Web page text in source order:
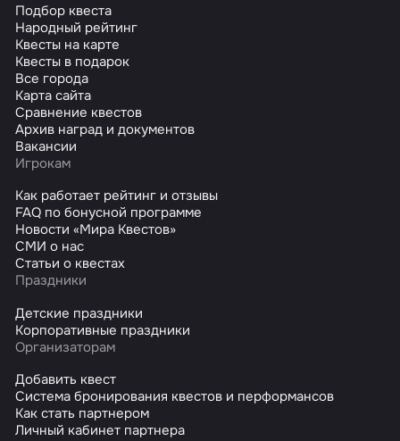
Подбор квеста
Народный рейтинг
Квесты на карте
Квесты в подарок
Все города
Карта сайта
Сравнение квестов
Архив наград и документов
Вакансии
Игрокам
Как работает рейтинг и отзывы
FAQ по бонусной программе
Новости «Мира Квестов»
СМИ о нас
Статьи о квестах
Праздники
Детские праздники
Корпоративные праздники
Организаторам
Добавить квест
Система бронирования квестов и перформансов
Как стать партнером
Личный кабинет партнера